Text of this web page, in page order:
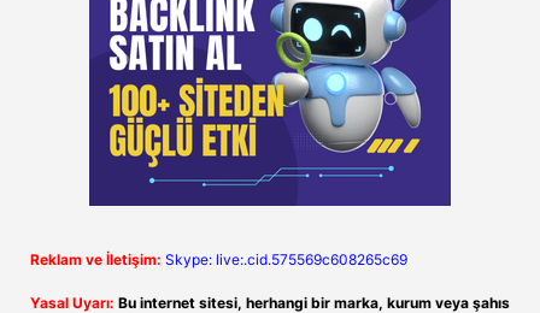
Reklam ve İletişim: Skype: live:.cid.575569c608265c69
Yasal Uyarı: Bu internet sitesi, herhangi bir marka, kurum veya şahıs